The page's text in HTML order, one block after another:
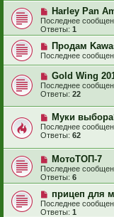
Harley Pan
Последнее
Ответы: 1
Продам
Последнее
Gold Wing
Последнее
Ответы: 22
Муки
Последнее
Ответы: 62
МотоТОП-7
Последнее
Ответы: 6
прицеп для
Последнее
Ответы: 1